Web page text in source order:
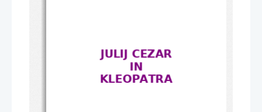
JULIJ CEZAR
IN
KLEOPATRA